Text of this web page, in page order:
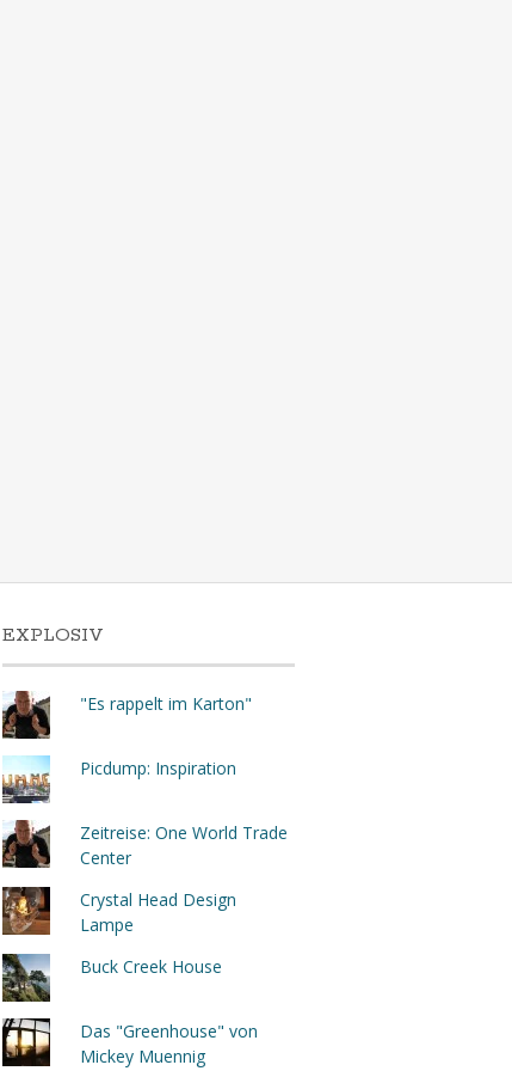
EXPLOSIV
"Es rappelt im Karton"
Picdump: Inspiration
Zeitreise: One World Trade
Center
Crystal Head Design
Lampe
Buck Creek House
Das "Greenhouse" von
Mickey Muennig